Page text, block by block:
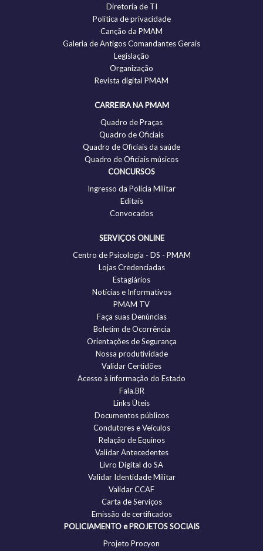
Diretoria de TI
Politica de privacidade
Canção da PMAM
Galeria de Antigos Comandantes Gerais
Legislação
Organização
Revista digital PMAM
CARREIRA NA PMAM
Quadro de Praças
Quadro de Oficiais
Quadro de Oficiais da saúde
Quadro de Oficiais músicos
CONCURSOS
Ingresso da Polícia Militar
Editais
Convocados
SERVIÇOS ONLINE
Centro de Psicologia - DS - PMAM
Lojas Credenciadas
Estagiários
Notícias e Informativos
PMAM TV
Faça suas Denúncias
Boletim de Ocorrência
Orientações de Segurança
Nossa produtividade
Validar Certidões
Acesso à informação do Estado
Fala.BR
Links Úteis
Documentos públicos
Condutores e Veículos
Relação de Equinos
Validar Antecedentes
Livro Digital do SA
Validar Identidade Militar
Validar CCAF
Carta de Serviços
Emissão de certificados
POLICIAMENTO e PROJETOS SOCIAIS
Projeto Procyon